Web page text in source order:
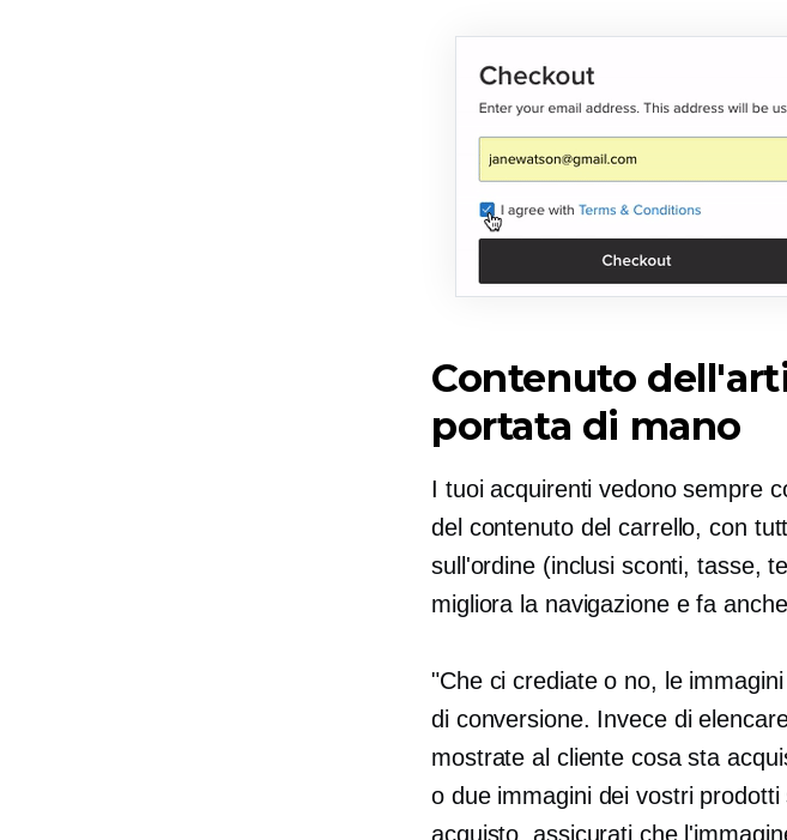
Contenuto
portata di mano
I tuoi acquirenti vedono sempre
del contenuto del carrello, con
sull'ordine (inclusi sconti, tasse,
migliora la navigazione e fa
"Che ci crediate o no, le
di conversione. Invece di
mostrate al cliente cosa sta
o due immagini dei vostri
acquisto, assicurati che